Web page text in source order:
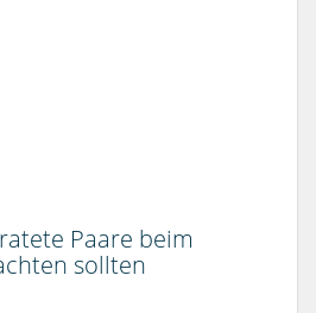
Paare beim
sollten